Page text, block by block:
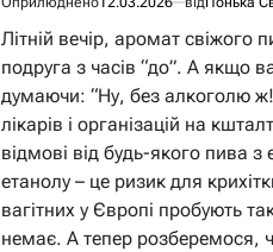
Літній вечір, аромат свіжого
подруга з часів “до”. А якщо
думаючи: “Ну, без алкоголю
лікарів і організацій на
відмові від будь-якого пива з
етанолу – це ризик для
вагітних у Європі пробують
немає. А тепер розберемося,